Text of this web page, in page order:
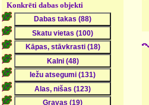
Konkrēti dabas objekti